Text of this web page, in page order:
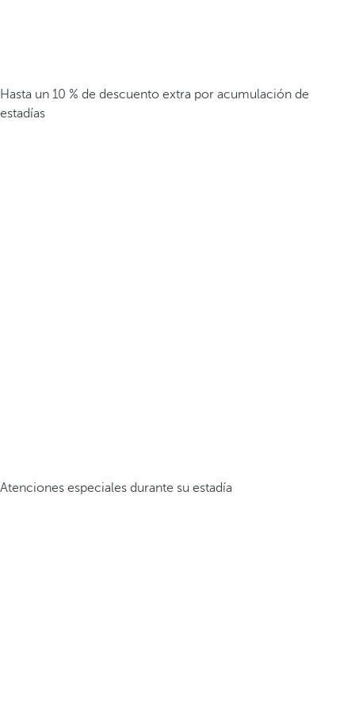
Hasta un 10 % de descuento extra por acumulación de
estadías
Atenciones especiales durante su estadía